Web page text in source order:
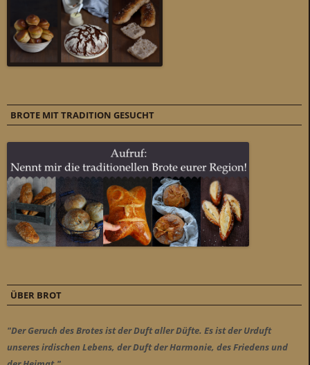
BROTE MIT TRADITION GESUCHT
ÜBER BROT
"Der Geruch des Brotes ist der Duft aller Düfte. Es ist der Urduft
unseres irdischen Lebens, der Duft der Harmonie, des Friedens und